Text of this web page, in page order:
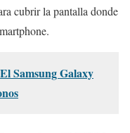
cubrir la pantalla donde
El Samsung Galaxy